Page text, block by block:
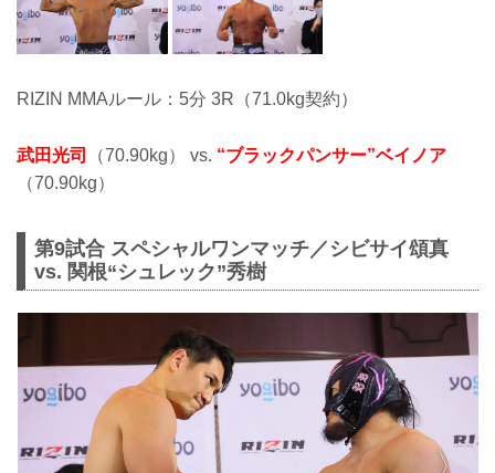
RIZIN MMAルール：5分 3R（71.0kg契約）
武田光司 （70.90kg） vs. “ブラックパンサー”ベイノア
（70.90kg）
第9試合 スペシャルワンマッチ／シビサイ頌真
vs. 関根“シュレック”秀樹